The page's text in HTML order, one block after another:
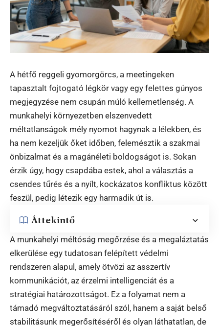
A hétfő reggeli gyomorgörcs, a meetingeken
tapasztalt fojtogató légkör vagy egy felettes gúnyos
megjegyzése nem csupán múló kellemetlenség. A
munkahelyi környezetben elszenvedett
méltatlanságok mély nyomot hagynak a lélekben, és
ha nem kezeljük őket időben, felemésztik a szakmai
önbizalmat és a magánéleti boldogságot is. Sokan
érzik úgy, hogy csapdába estek, ahol a választás a
csendes tűrés és a nyílt, kockázatos konfliktus között
feszül, pedig létezik egy harmadik út is.
Áttekintő
A munkahelyi méltóság megőrzése és a megaláztatás
elkerülése egy tudatosan felépített védelmi
rendszeren alapul, amely ötvözi az asszertív
kommunikációt, az érzelmi intelligenciát és a
stratégiai határozottságot. Ez a folyamat nem a
támadó megváltoztatásáról szól, hanem a saját belső
stabilitásunk megerősítéséről és olyan láthatatlan, de